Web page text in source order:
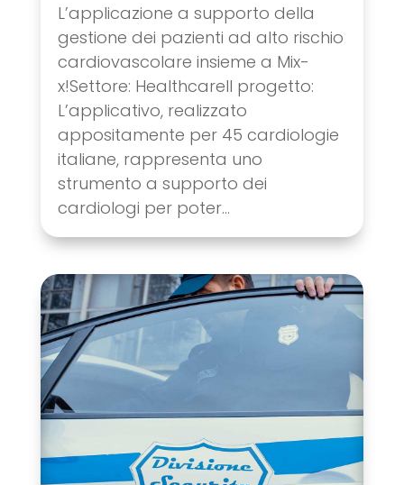
L’applicazione a supporto della
gestione dei pazienti ad alto rischio
cardiovascolare insieme a Mix-
x!Settore: HealthcareIl progetto:
L’applicativo, realizzato
appositamente per 45 cardiologie
italiane, rappresenta uno
strumento a supporto dei
cardiologi per poter...